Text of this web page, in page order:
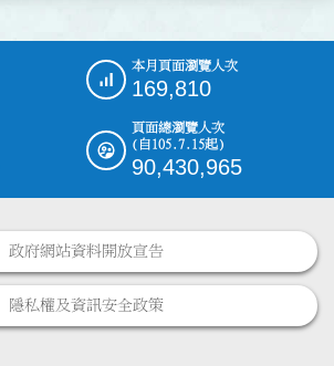
本月頁面瀏覽人次
169,810
頁面總瀏覽人次
(自105.7.15起)
90,430,965
政府網站資料開放宣告
隱私權及資訊安全政策